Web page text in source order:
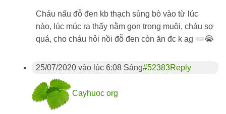
Cháu nấu đỗ đen kb thạch sùng bò vào từ lúc
nào, lúc múc ra thấy nằm gọn trong muôi, cháu sợ
quá, cho cháu hỏi nồi đỗ đen còn ăn đc k ag ==😭
25/07/2020 vào lúc 6:08 Sáng#52383Reply
Cayhuoc org